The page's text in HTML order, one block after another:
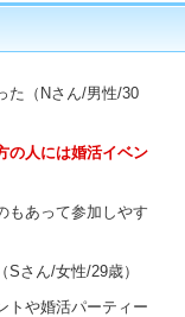
た（Nさん/男性/30
の人には婚活イベン
もあって参加しやす
さん/女性/29歳）
トや婚活パーティー